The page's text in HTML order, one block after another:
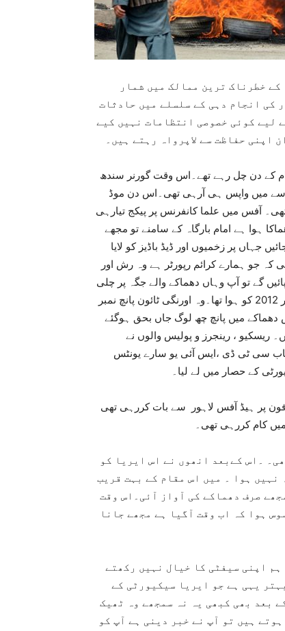
خطرناک ترین ممالک میں شمار
کی انجام دہی کے سلسلے میں حادثات
لیے کوئی خصوصی انتظامات نہیں کیے
اپنی حفاظت سے لاپرواہ رہتے ہیں۔
کے دن چل رہے تھے۔اس وقت گورنر سندھ
سے میں واپس ہی آرہی تھی۔اس دن موڈ
آفس میں علما کانفرنس پر پیکج تیارہی
ہوا ہے امام بارگاہ کے سامنے تو مجھے
پر زخمیوں اور ڈیڈ باڈیز کو لایا
جو ہمارے کرائم رپورٹر ہے وہ رش اور
گے تو آپ وہاں دھماکے والے جگہ پر چلی
جائیں۔تو اس دن میں ڈائریکٹ اسپاٹ پر پہنچی۔ یہ دھماکا 21 نومبر 2012 کو ہوا تھا۔وہ اورنگی ٹائون پانچ نمبر
دھماکے میں پانچ چھ لوگ جاں بحق ہوگئے
ریسکیو ، رینجرز و پولیس والوں نے
سی ٹی ڈی ،ایس آئی یو سارے یونٹس
کے حصار میں لے لیا۔
پر ہیڈ آفس لاہور سے بات کررہی تھی
میں کام کررہی تھی۔
ہوا ۔ میں اس مقام کے بہت قریب
صرف دھماکے کی آواز آئی۔اس وقت
ہوا کہ اب وقت آگیا ہے مجھے جانا
یہی ہے جو ایریا سیکیورٹی کے
بعد بھی کبھی یہ نہ سمجھے وہ ٹھیک
ہیں تو آپ نے خبر دینی ہے آپ کو